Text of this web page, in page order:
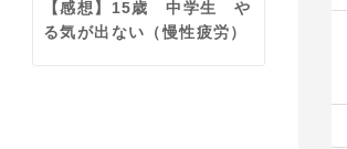
【感想】15歳 中学生 や
る気が出ない（慢性疲労）